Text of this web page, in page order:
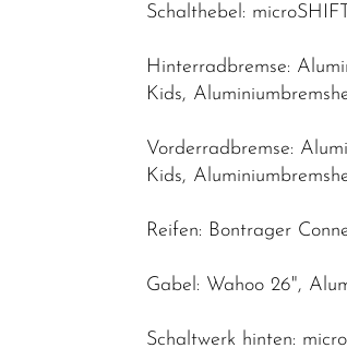
Schalthebel:
Hinterradbremse:
Kids,
Vorderradbremse:
Kids,
Reifen: Bontrager
Gabel: Wahoo 26",
Schaltwerk hinten: